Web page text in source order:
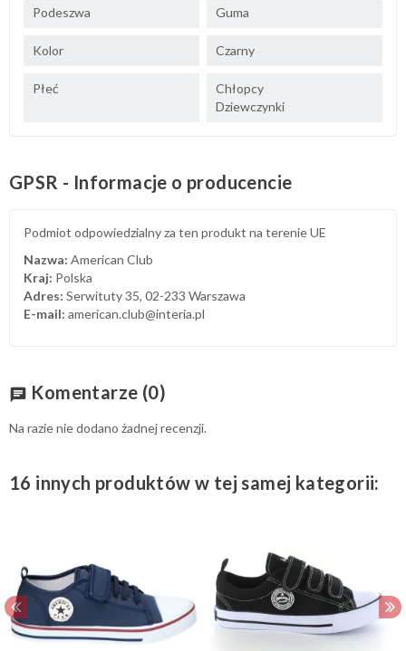
Podeszwa Guma
Kolor Czarny
Płeć
Chłopcy
Dziewczynki
GPSR - Informacje o producencie
Podmiot odpowiedzialny za ten produkt na terenie UE
Nazwa: American Club
Kraj: Polska
Adres: Serwituty 35, 02-233 Warszawa
E-mail: american.club@interia.pl
chat Komentarze (0)
Na razie nie dodano żadnej recenzji.
16 innych produktów w tej samej kategorii: